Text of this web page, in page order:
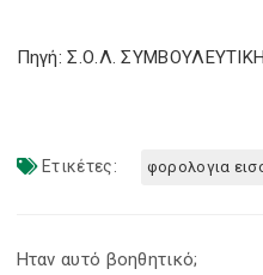
Πηγή: Σ.Ο.Λ. ΣΥΜΒΟΥΛΕΥΤΙΚΗ
Ετικέτες: φορολογια
Ηταν αυτό βοηθητικό;